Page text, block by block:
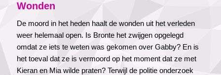
Wonden
De moord in het heden haalt de wonden uit het verleden
weer helemaal open. Is Bronte het zwijgen opgelegd
omdat ze iets te weten was gekomen over Gabby? En is
het toeval dat ze is vermoord op het moment dat ze met
Kieran en Mia wilde praten? Terwijl de politie onderzoek